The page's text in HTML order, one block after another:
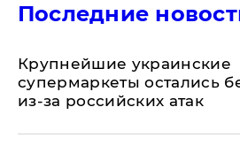
Последние
Крупнейшие украинские
супермаркеты остались
из-за российских атак